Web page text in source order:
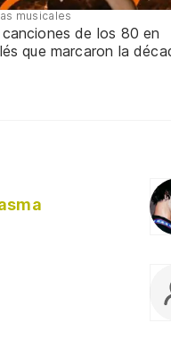
musicales
de los 80 en
que marcaron la